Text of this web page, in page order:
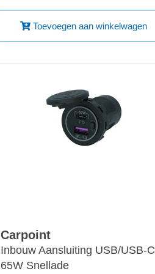
Toevoegen aan winkelwagen
Carpoint
Inbouw Aansluiting USB/USB-C
65W Snellade